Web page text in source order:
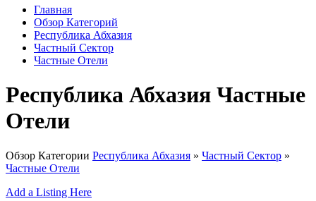
Главная
Обзор Категорий
Республика Абхазия
Частный Сектор
Частные Отели
Республика Абхазия Частные
Отели
Обзор Категории Республика Абхазия » Частный Сектор »
Частные Отели
Add a Listing Here